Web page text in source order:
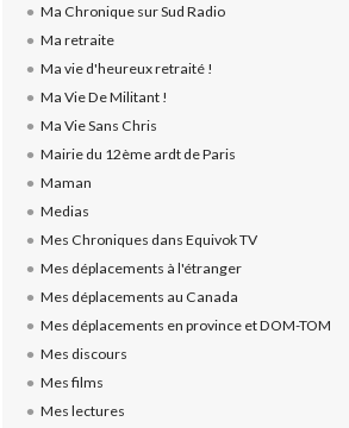
Ma Chronique sur Sud Radio
Ma retraite
Ma vie d'heureux retraité !
Ma Vie De Militant !
Ma Vie Sans Chris
Mairie du 12ème ardt de Paris
Maman
Medias
Mes Chroniques dans Equivok TV
Mes déplacements à l'étranger
Mes déplacements au Canada
Mes déplacements en province et DOM-TOM
Mes discours
Mes films
Mes lectures